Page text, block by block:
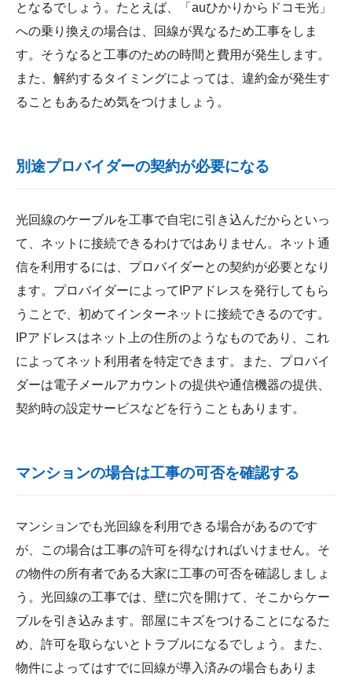
となるでしょう。たとえば、「auひかりからドコモ光」
への乗り換えの場合は、回線が異なるため工事をしま
す。そうなると工事のための時間と費用が発生します。
また、解約するタイミングによっては、違約金が発生す
ることもあるため気をつけましょう。
別途プロバイダーの契約が必要になる
光回線のケーブルを工事で自宅に引き込んだからといっ
て、ネットに接続できるわけではありません。ネット通
信を利用するには、プロバイダーとの契約が必要となり
ます。プロバイダーによってIPアドレスを発行してもら
うことで、初めてインターネットに接続できるのです。
IPアドレスはネット上の住所のようなものであり、これ
によってネット利用者を特定できます。また、プロバイ
ダーは電子メールアカウントの提供や通信機器の提供、
契約時の設定サービスなどを行うこともあります。
マンションの場合は工事の可否を確認する
マンションでも光回線を利用できる場合があるのです
が、この場合は工事の許可を得なければいけません。そ
の物件の所有者である大家に工事の可否を確認しましょ
う。光回線の工事では、壁に穴を開けて、そこからケー
ブルを引き込みます。部屋にキズをつけることになるた
め、許可を取らないとトラブルになるでしょう。また、
物件によってはすでに回線が導入済みの場合もありま